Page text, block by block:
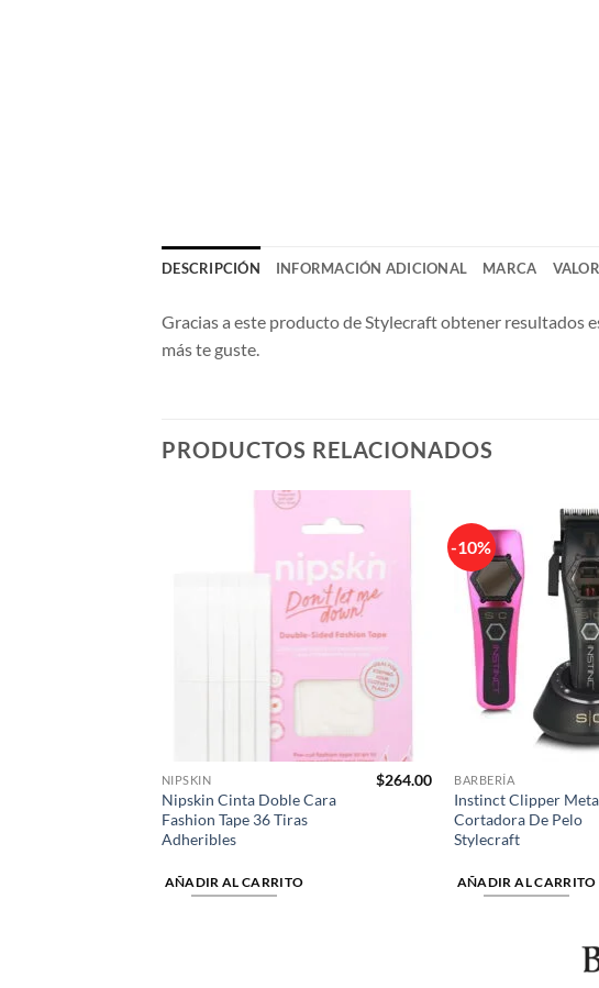
DESCRIPCIÓN INFORMACIÓN ADICIONAL MARCA
Gracias a este producto de Stylecraft obtener resultados
más te guste.
PRODUCTOS RELACIONADOS
lista de
deseos
NIPSKIN
Nipskin Cinta Doble Cara
Fashion Tape 36 Tiras
Adheribles
$264.00
AÑADIR AL CARRITO
-10%
BARBERÍA
Instinct Clipper
Cortadora De Pelo
Stylecraft
AÑADIR AL CARRITO